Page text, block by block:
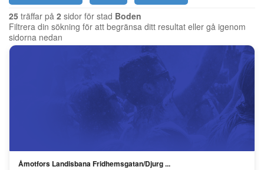
25 träffar på 2 sidor för stad Boden
Filtrera din sökning för att begränsa ditt resultat eller gå igenom
sidorna nedan
Åmotfors Landisbana Fridhemsgatan/Djurg ...